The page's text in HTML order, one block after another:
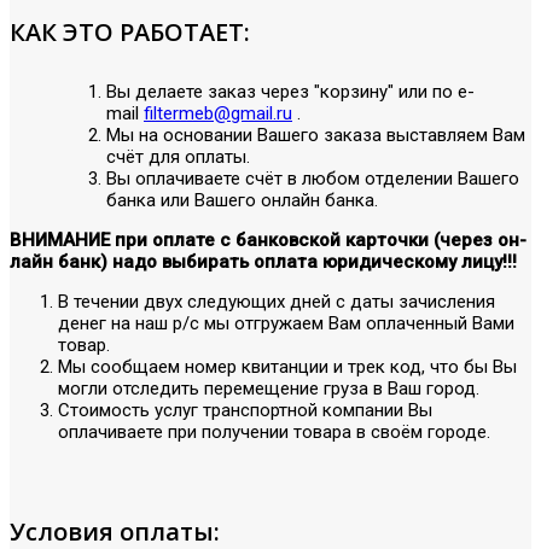
КАК ЭТО РАБОТАЕТ:
Вы делаете заказ через "корзину" или по е-
mail filtermeb@gmail.ru .
Мы на основании Вашего заказа выставляем Вам
счёт для оплаты.
Вы оплачиваете счёт в любом отделении Вашего
банка или Вашего онлайн банка.
ВНИМАНИЕ при оплате с банковской карточки (через он-
лайн банк) надо выбирать оплата юридическому лицу!!!
В течении двух следующих дней с даты зачисления
денег на наш р/с мы отгружаем Вам оплаченный Вами
товар.
Мы сообщаем номер квитанции и трек код, что бы Вы
могли отследить перемещение груза в Ваш город.
Стоимость услуг транспортной компании Вы
оплачиваете при получении товара в своём городе.
Условия оплаты: